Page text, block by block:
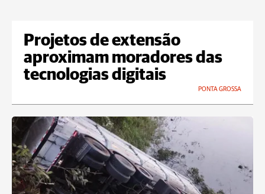
Projetos de extensão
aproximam moradores das
tecnologias digitais
PONTA GROSSA